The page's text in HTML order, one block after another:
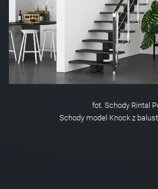
fot. Schody Rintal
Schody model Knock z